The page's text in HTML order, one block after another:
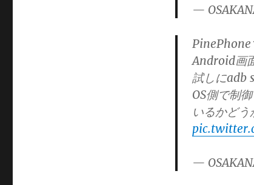
—
PinePhone
Android画
試しにadb
OS側で制
いるかど
—